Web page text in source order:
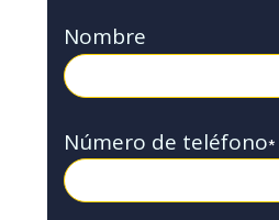
Nombre
Número de teléfono*